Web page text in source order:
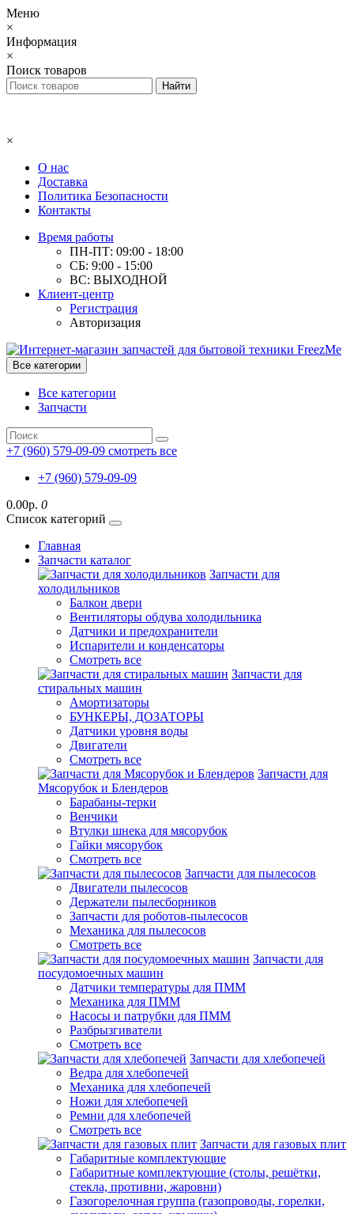
Меню
×
Информация
×
Поиск товаров
×
О нас
Доставка
Политика Безопасности
Контакты
Время работы
ПН-ПТ: 09:00 - 18:00
СБ: 9:00 - 15:00
ВС: ВЫХОДНОЙ
Клиент-центр
Регистрация
Авторизация
Все категории
Все категории
Запчасти
+7 (960) 579-09-09 смотреть все
+7 (960) 579-09-09
0.00р. 0
Список категорий
Главная
Запчасти каталог
Запчасти для
холодильников
Балкон двери
Вентиляторы обдува холодильника
Датчики и предохранители
Испарители и конденсаторы
Смотреть все
Запчасти для
стиральных машин
Амортизаторы
БУНКЕРЫ, ДОЗАТОРЫ
Датчики уровня воды
Двигатели
Смотреть все
Запчасти для
Мясорубок и Блендеров
Барабаны-терки
Венчики
Втулки шнека для мясорубок
Гайки мясорубок
Смотреть все
Запчасти для пылесосов
Двигатели пылесосов
Держатели пылесборников
Запчасти для роботов-пылесосов
Механика для пылесосов
Смотреть все
Запчасти для
посудомоечных машин
Датчики температуры для ПММ
Механика для ПММ
Насосы и патрубки для ПММ
Разбрызгиватели
Смотреть все
Запчасти для хлебопечей
Ведра для хлебопечей
Механика для хлебопечей
Ножи для хлебопечей
Ремни для хлебопечей
Смотреть все
Запчасти для газовых плит
Габаритные комплектующие
Габаритные комплектующие (столы, решётки,
стекла, противни, жаровни)
Газогорелочная группа (газопроводы, горелки,